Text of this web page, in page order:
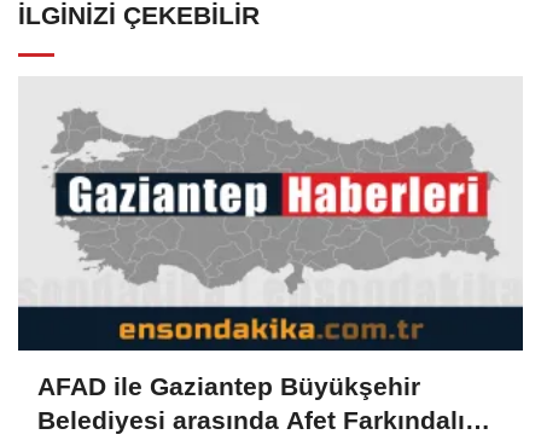
İLGINIZI ÇEKEBILIR
AFAD ile Gaziantep Büyükşehir
Belediyesi arasında Afet Farkındalık